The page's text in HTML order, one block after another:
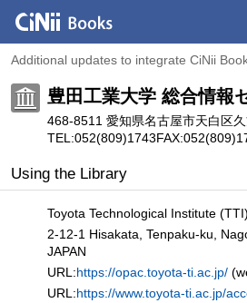
Additional updates to integrate CiNii
豊田工業大学 総合情報
468-8511 愛知県名古屋市天白区
TEL:052(809)1743
Using the Library
Toyota Technological Institute (TTI)
2-12-1 Hisakata, Tenpaku-ku,
JAPAN
URL:https://opac.toyota-ti.ac.jp/
URL:https://www.toyota-ti.ac.jp/